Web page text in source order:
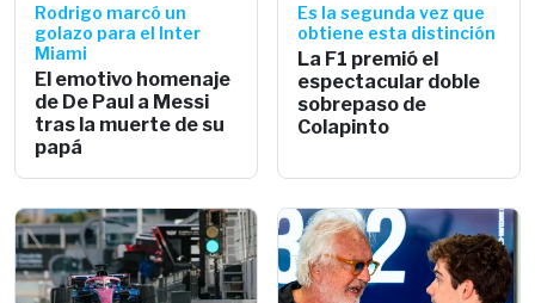
Rodrigo marcó un
golazo para el Inter
Miami
El emotivo homenaje
de De Paul a Messi
tras la muerte de su
papá
Es la segunda vez que
obtiene esta distinción
La F1 premió el
espectacular doble
sobrepaso de
Colapinto